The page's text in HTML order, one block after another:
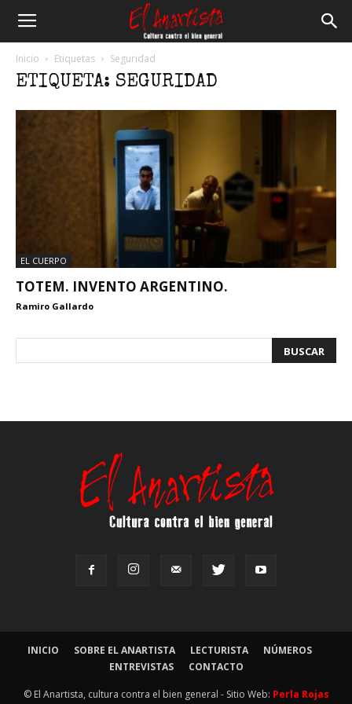
Inicio Etiquetas Seguridad
ETIQUETA: SEGURIDAD
EL CUERPO
TOTEM. INVENTO ARGENTINO.
Ramiro Gallardo
INICIO SOBRE EL ANARTISTA LECTURISTA
NÚMEROS
ENTREVISTAS
CONTACTO
© El Anartista, cultura contra el bien general - Sitio Web: Perla Rojas